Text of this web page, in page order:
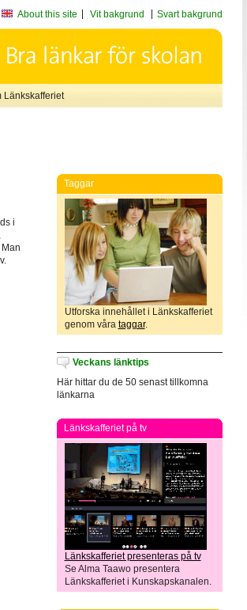
About this site Vit bakgrund Svart bakgrund
Länkskafferiet
i
Taggar
Utforska innehållet i Länkskafferiet
genom våra taggar.
Veckans länktips
Här hittar du de 50 senast tillkomna
länkarna
Länkskafferiet på tv
Länkskafferiet presenteras på tv
Se Alma Taawo presentera
Länkskafferiet i Kunskapskanalen.